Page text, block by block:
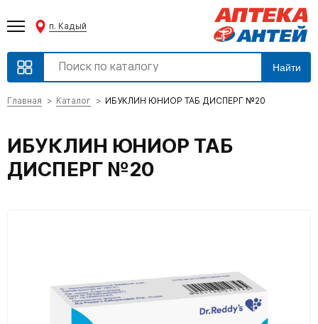
п. Кадый
Найти
Главная Каталог ИБУКЛИН ЮНИОР ТАБ ДИСПЕРГ №20
ИБУКЛИН ЮНИОР ТАБ
ДИСПЕРГ №20